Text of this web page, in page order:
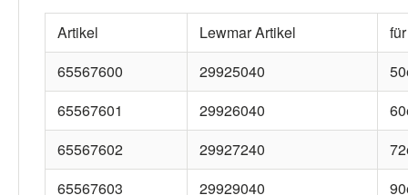
Artikel Lewmar Artikel
65567600
29925040
65567601
29926040
65567602
29927240
65567603
29929040